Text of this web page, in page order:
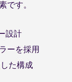
です。
設計
ーを採用
た構成